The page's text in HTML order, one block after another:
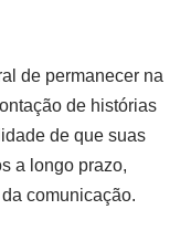
de permanecer na
de histórias
de que suas
a longo prazo,
comunicação.